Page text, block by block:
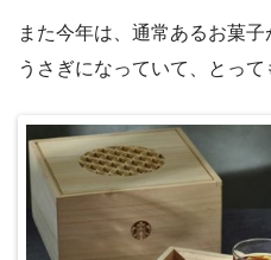
また今年は、通常あるお菓
うさぎになっていて、とって